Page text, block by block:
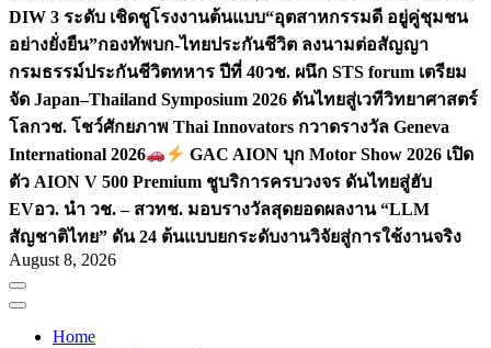
DIW 3 ระดับ เชิดชูโรงงานต้นแบบ“อุตสาหกรรมดี อยู่คู่ชุมชน
อย่างยั่งยืน”กองทัพบก-ไทยประกันชีวิต ลงนามต่อสัญญา
กรมธรรม์ประกันชีวิตทหาร ปีที่ 40วช. ผนึก STS forum เตรียม
จัด Japan–Thailand Symposium 2026 ดันไทยสู่เวทีวิทยาศาสตร์
โลกวช. โชว์ศักยภาพ Thai Innovators กวาดรางวัล Geneva
International 2026
GAC AION บุก Motor Show 2026 เปิด
ตัว AION V 500 Premium ชูบริการครบวงจร ดันไทยสู่ฮับ
EVอว. นำ วช. – สวทช. มอบรางวัลสุดยอดผลงาน “LLM
สัญชาติไทย” ดัน 24 ต้นแบบยกระดับงานวิจัยสู่การใช้งานจริง
August 8, 2026
Home